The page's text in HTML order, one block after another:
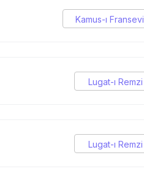
Kamus-ı Fransevi
Lugat-ı Remzi
Lugat-ı Remzi